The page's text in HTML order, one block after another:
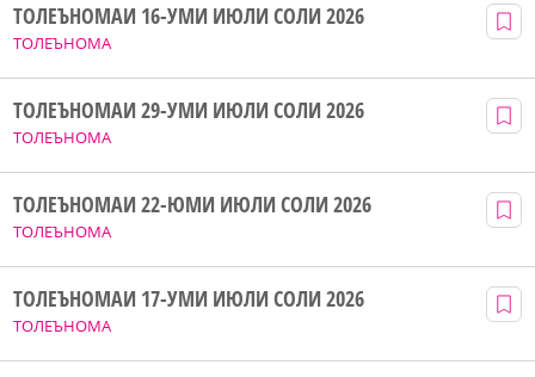
ТОЛЕЪНОМА
ТОЛЕЪНОМАИ 16-УМИ ИЮЛИ СОЛИ 2026
ТОЛЕЪНОМА
ТОЛЕЪНОМАИ 29-УМИ ИЮЛИ СОЛИ 2026
ТОЛЕЪНОМА
ТОЛЕЪНОМАИ 22-ЮМИ ИЮЛИ СОЛИ 2026
ТОЛЕЪНОМА
ТОЛЕЪНОМАИ 17-УМИ ИЮЛИ СОЛИ 2026